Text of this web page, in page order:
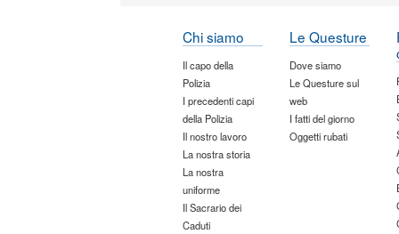
Chi siamo
Il capo della
Polizia
I precedenti capi
della Polizia
Il nostro lavoro
La nostra storia
La nostra
uniforme
Il Sacrario dei
Caduti
Le Questure
Dove siamo
Le Questure sul
web
I fatti del giorno
Oggetti rubati